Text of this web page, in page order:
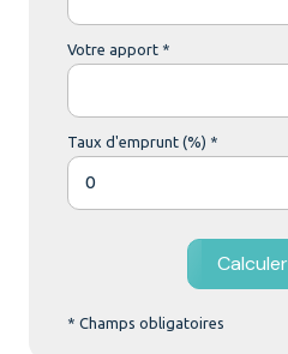
Votre apport *
Taux d'emprunt (%) *
Calculer
* Champs obligatoires